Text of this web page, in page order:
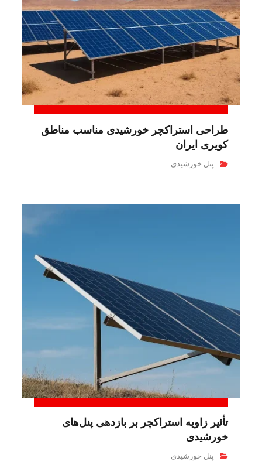
طراحی استراکچر خورشیدی مناسب مناطق
کویری ایران
پنل خورشیدی
تأثیر زاویه استراکچر بر بازدهی پنل‌های
خورشیدی
پنل خورشیدی